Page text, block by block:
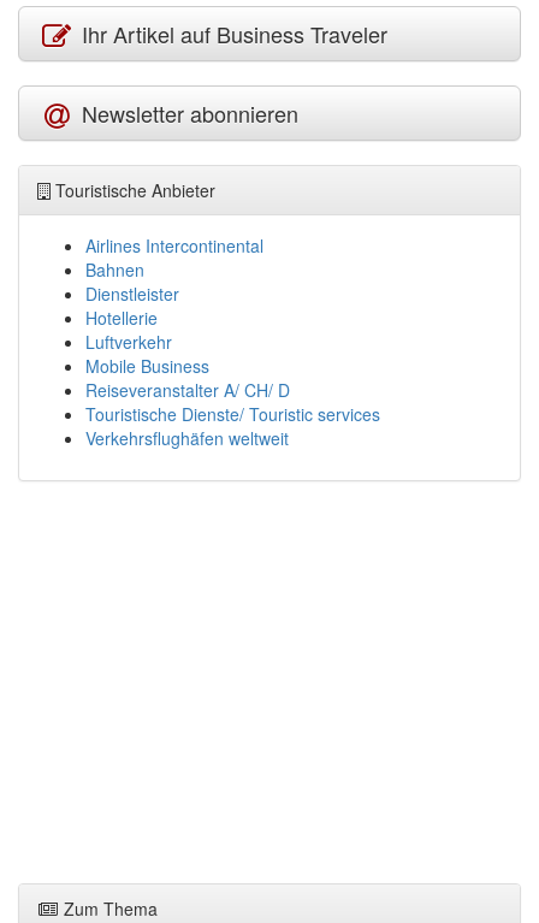
Ihr Artikel auf Business Traveler
Newsletter abonnieren
Touristische Anbieter
Airlines Intercontinental
Bahnen
Dienstleister
Hotellerie
Luftverkehr
Mobile Business
Reiseveranstalter A/ CH/ D
Touristische Dienste/ Touristic services
Verkehrsflughäfen weltweit
Zum Thema